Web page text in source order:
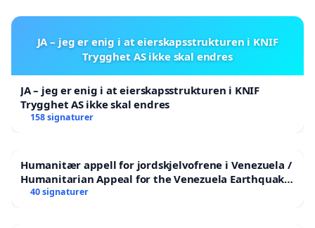
JA – jeg er enig i at eierskapsstrukturen i KNIF
Trygghet AS ikke skal endres
JA – jeg er enig i at eierskapsstrukturen i KNIF
Trygghet AS ikke skal endres
158 signaturer
Humanitær appell for jordskjelvofrene i Venezuela /
Humanitarian Appeal for the Venezuela Earthquake
Victims
40 signaturer